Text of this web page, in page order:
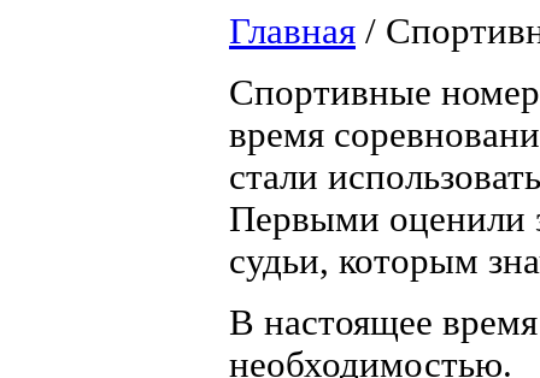
Главная /
Спортивные
время
стали
Первыми оценили
судьи, которым
В настоящее
необходимостью.